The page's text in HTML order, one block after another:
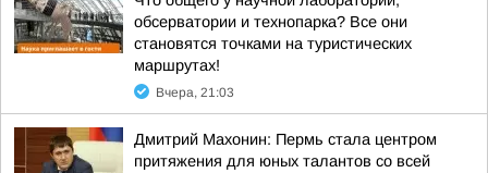
обсерватории и технопарка? Все они
становятся точками на туристических
маршрутах!
Вчера, 21:03
Дмитрий Махонин: Пермь стала центром
притяжения для юных талантов со всей